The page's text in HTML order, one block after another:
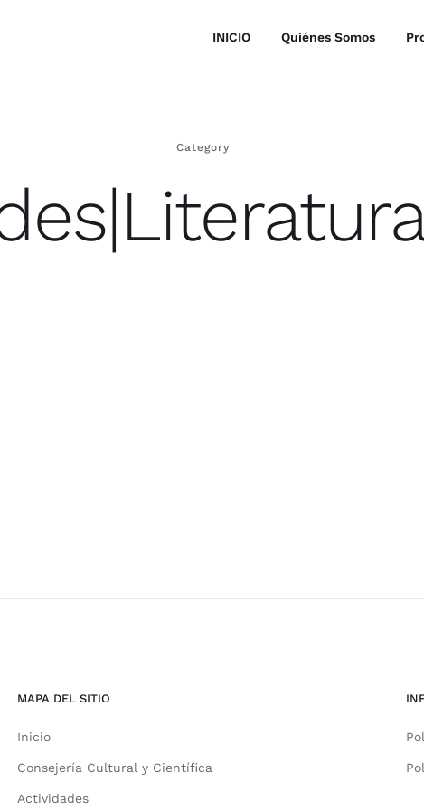
INICIO Quiénes Somos
Category
MAPA DEL SITIO
Inicio
Consejería Cultural y Científica
Actividades